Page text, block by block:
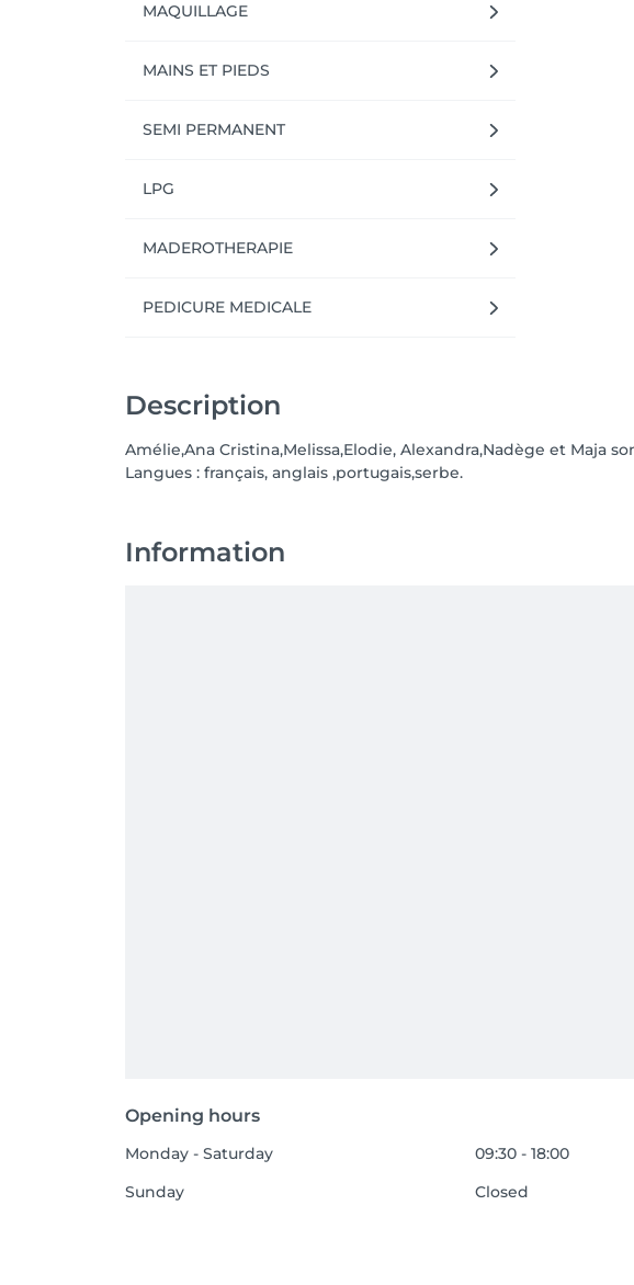
MAQUILLAGE
MAINS ET PIEDS
SEMI PERMANENT
LPG
MADEROTHERAPIE
PEDICURE MEDICALE
Description
Amélie,Ana Cristina,Melissa,Elodie, Alexandra,Nadège et Maja
Langues : français, anglais ,portugais,serbe.
Information
Opening hours
Monday - Saturday
09:30 - 18:00
Sunday
Closed